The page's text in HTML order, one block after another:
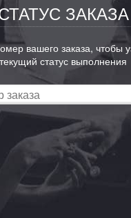
ЗАКАЗА
вашего заказа, чтобы
текущий статус выполнения